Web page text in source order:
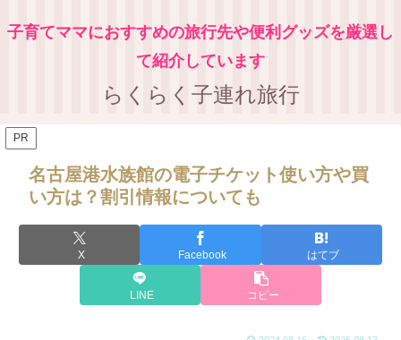
子育てママにおすすめの旅行先や便利グッズを厳選し
て紹介しています
らくらく子連れ旅行
PR
名古屋港水族館の電子チケット使い方や買
い方は？割引情報についても
X Facebook はてブ
LINE コピー